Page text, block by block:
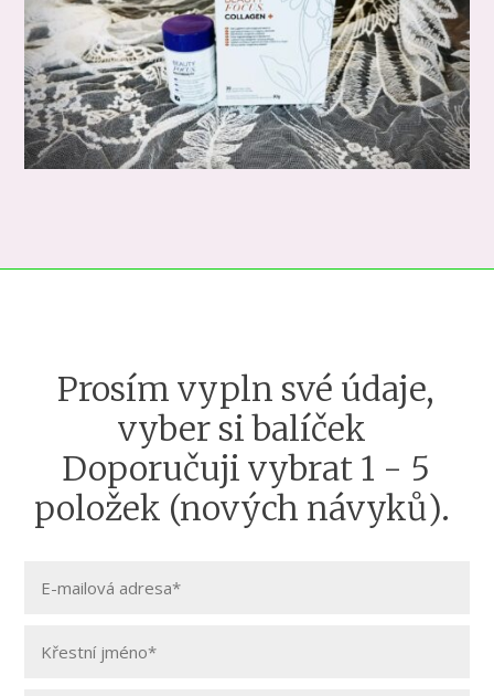
Prosím vypln své údaje,
vyber si balíček
Doporučuji vybrat 1 - 5
položek (nových návyků).